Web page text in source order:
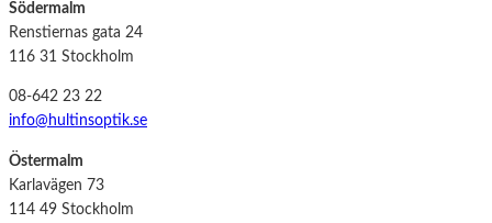
Södermalm
Renstiernas gata 24
116 31 Stockholm
08-642 23 22
info@hultinsoptik.se
Östermalm
Karlavägen 73
114 49 Stockholm